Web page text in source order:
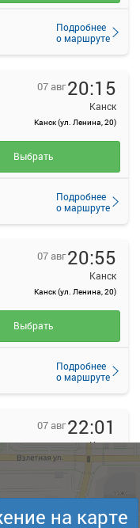
Подробнее
о маршруте
07 авг20:15
Канск
Канск (ул. Ленина, 20)
Подробнее
о маршруте
Выбрать
07 авг20:55
Канск
Канск (ул. Ленина, 20)
Подробнее
о маршруте
Выбрать
07 авг22:01
Канск
Канск (ул. Ленина, 20)
на карте